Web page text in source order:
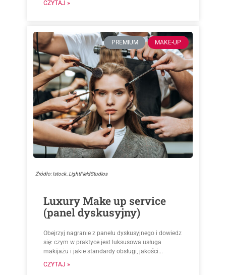
CZYTAJ »
PREMIUM MAKE-UP
Źródło: Istock_LightFieldStudios
Luxury Make up service
(panel dyskusyjny)
Obejrzyj nagranie z panelu dyskusyjnego i dowiedz
się: czym w praktyce jest luksusowa usługa
makijażu i jakie standardy obsługi, jakości...
CZYTAJ »